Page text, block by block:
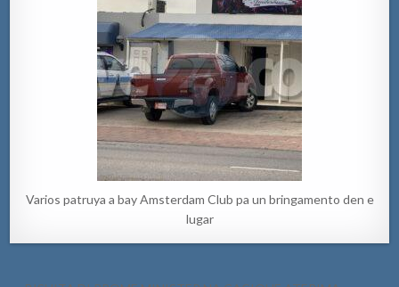
Varios patruya a bay Amsterdam Club pa un bringamento den e
lugar